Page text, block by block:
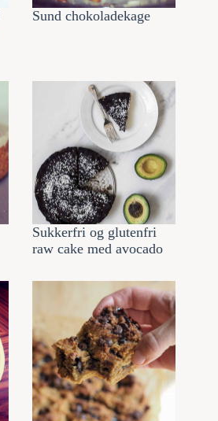
Sund chokoladekage
Sukkerfri og glutenfri
raw cake med avocado